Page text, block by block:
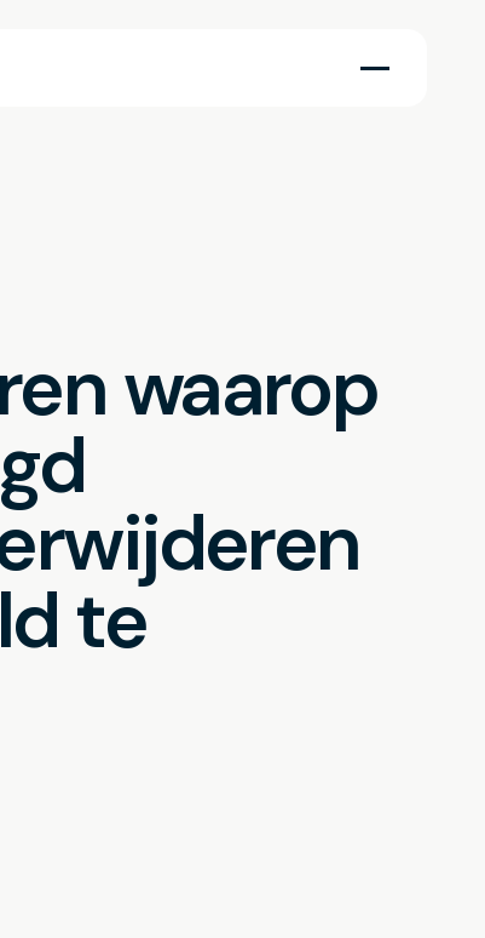
waarop
te